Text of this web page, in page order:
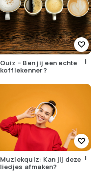
Quiz – Ben jij een echte
koffiekenner?
Muziekquiz: Kan jij deze
liedjes afmaken?